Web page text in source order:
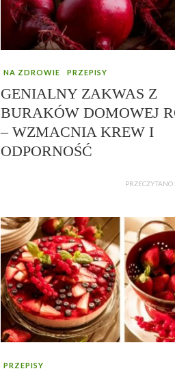
NA ZDROWIE PRZEPISY
GENIALNY ZAKWAS Z
BURAKÓW DOMOWEJ
– WZMACNIA KREW I
ODPORNOŚĆ
PRZEPISY